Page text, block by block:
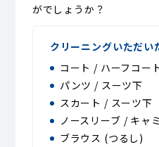
がでしょうか？
クリーニングいただい
コート / ハーフコー
パンツ / スーツ下
スカート / スーツ下
ノースリーブ / キャ
ブラウス (つるし)